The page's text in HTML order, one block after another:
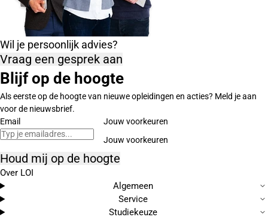
Wil je persoonlijk advies?
Vraag een gesprek aan
Blijf op de hoogte
Als eerste op de hoogte van nieuwe opleidingen en acties? Meld je aan
voor de nieuwsbrief.
Email
Jouw voorkeuren
Houd mij op de hoogte
Over LOI
Algemeen
Service
Studiekeuze